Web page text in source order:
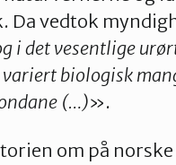
Da vedtok
i det vesentlige
variert biologisk
(…)».
om på